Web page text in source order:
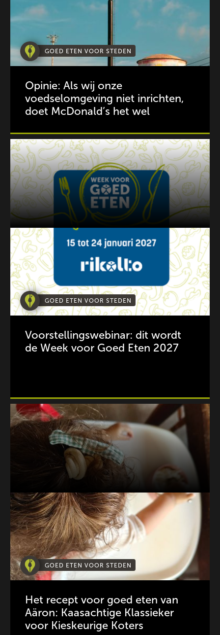
GOED ETEN VOOR STEDEN
Opinie: Als wij onze
voedselomgeving niet inrichten,
doet McDonald’s het wel
GOED ETEN VOOR STEDEN
Voorstellingswebinar: dit wordt
de Week voor Goed Eten 2027
GOED ETEN VOOR STEDEN
Het recept voor goed eten van
Aäron: Kaasachtige Klassieker
voor Kieskeurige Koters